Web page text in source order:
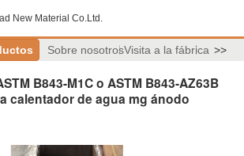
New Material Co.Ltd.
Sobre nosotrosVisita a la fábrica >>
B843-M1C o ASTM B843-AZ63B
calentador de agua mg ánodo